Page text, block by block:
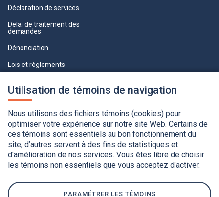
Utilisation de témoins de navigation
Nous utilisons des fichiers témoins (cookies) pour
optimiser votre expérience sur notre site Web. Certains de
ces témoins sont essentiels au bon fonctionnement du
site, d’autres servent à des fins de statistiques et
d’amélioration de nos services. Vous êtes libre de choisir
les témoins non essentiels que vous acceptez d’activer.
PARAMÉTRER LES TÉMOINS
Déclaration de services
Délai de traitement des
demandes
Dénonciation
Lois et règlements
professionnelle
Accessibilité
Application de la Charte de la langue française
Politique de confidentialité
Québec.ca
Ce